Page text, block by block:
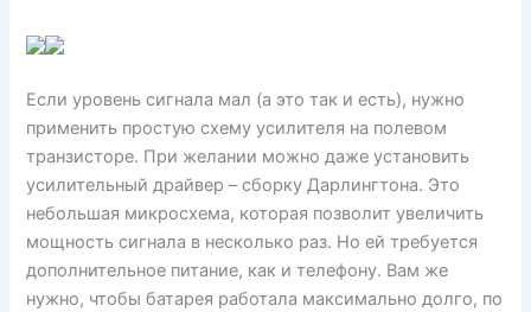
Если уровень сигнала мал (а это так и есть), нужно
применить простую схему усилителя на полевом
транзисторе. При желании можно даже установить
усилительный драйвер – сборку Дарлингтона. Это
небольшая микросхема, которая позволит увеличить
мощность сигнала в несколько раз. Но ей требуется
дополнительное питание, как и телефону. Вам же
нужно, чтобы батарея работала максимально долго, по